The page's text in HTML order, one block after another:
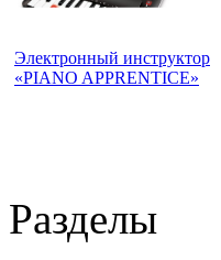
Электронный инструктор
«PIANO APPRENTICE»
Разделы